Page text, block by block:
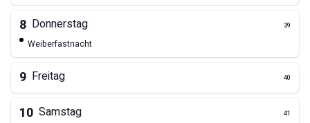
8 Donnerstag 39
Weiberfastnacht
9 Freitag 40
10 Samstag 41